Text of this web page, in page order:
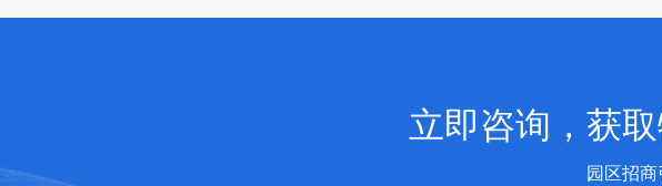
立即咨询，获
园区招